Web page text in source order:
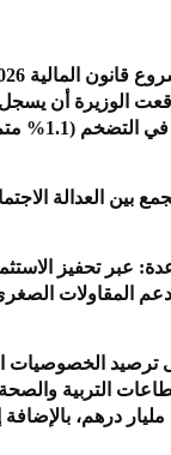
الوزيرة أن يسجل
العدالة
عبر تحفيز
المقاولات
ترصيد الخصوصيات
التربية